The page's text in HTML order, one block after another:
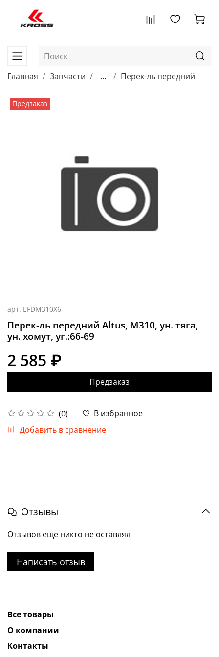
Главная Запчасти ... Перек-ль передний
Предзаказ
арт. EFDM310X6
Перек-ль передний Altus, M310, ун. тяга,
ун. хомут, уг.:66-69
(0)
В избранное
Добавить в сравнение
2 585 ₽
Предзаказ
Отзывы
Отзывов еще никто не оставлял
Написать отзыв
Все товары
О компании
Контакты